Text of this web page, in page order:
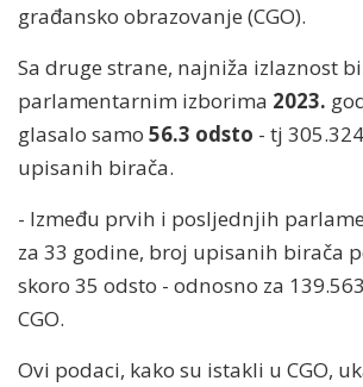
građansko obrazovanje (CGO).
Sa druge strane, najniža izlaznost
parlamentarnim izborima 2023.
glasalo samo 56.3 odsto - tj
upisanih birača.
- Između prvih i posljednjih
za 33 godine, broj upisanih birača
skoro 35 odsto - odnosno za
CGO.
Ovi podaci, kako su istakli u CGO,